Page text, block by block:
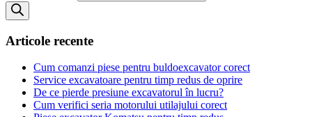
Articole recente
Cum comanzi piese pentru buldoexcavator corect
Service excavatoare pentru timp redus de oprire
De ce pierde presiune excavatorul în lucru?
Cum verifici seria motorului utilajului corect